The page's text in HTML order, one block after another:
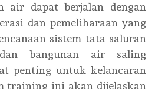
air dapat berjalan dengan
dan pemeliharaan yang
sistem tata saluran
bangunan air saling
penting untuk kelancaran
training ini akan dijelaskan